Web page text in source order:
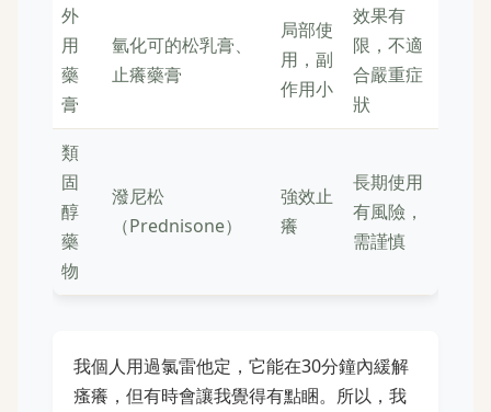
外
用
藥
膏
氫化可的松乳膏、
止癢藥膏
局部使
用，副
作用小
效果有
限，不適
合嚴重症
狀
類
固
醇
藥
物
潑尼松
（Prednisone）
強效止
癢
長期使用
有風險，
需謹慎
我個人用過氯雷他定，它能在30分鐘內緩解
瘙癢，但有時會讓我覺得有點睏。所以，我